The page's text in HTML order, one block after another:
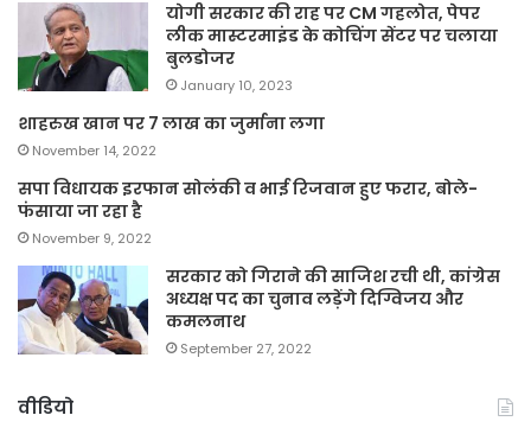
योगी सरकार की राह पर CM गहलोत, पेपर
लीक मास्टरमाइंड के कोचिंग सेंटर पर चलाया
बुलडोजर
January 10, 2023
शाहरुख खान पर 7 लाख का जुर्माना लगा
November 14, 2022
सपा विधायक इरफान सोलंकी व भाई रिजवान हुए फरार, बोले-
फंसाया जा रहा है
November 9, 2022
सरकार को गिराने की साजिश रची थी, कांग्रेस
अध्यक्ष पद का चुनाव लड़ेंगे दिग्विजय और
कमलनाथ
September 27, 2022
वीडियो